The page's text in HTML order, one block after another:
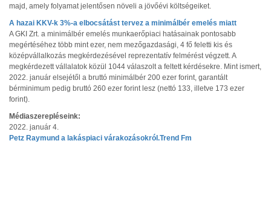
majd, amely folyamat jelentősen növeli a jövőévi költségeiket.
A hazai KKV-k 3%-a elbocsátást tervez a minimálbér emelés miatt
A GKI Zrt. a minimálbér emelés munkaerőpiaci hatásainak pontosabb
megértéséhez több mint ezer, nem mezőgazdasági, 4 fő feletti kis és
középvállalkozás megkérdezésével reprezentatív felmérést végzett. A
megkérdezett vállalatok közül 1044 válaszolt a feltett kérdésekre. Mint ismert,
2022. január elsejétől a bruttó minimálbér 200 ezer forint, garantált
bérminimum pedig bruttó 260 ezer forint lesz (nettó 133, illetve 173 ezer
forint).
Médiaszerepléseink:
2022. január 4.
Petz Raymund a lakáspiaci várakozásokról.Trend Fm